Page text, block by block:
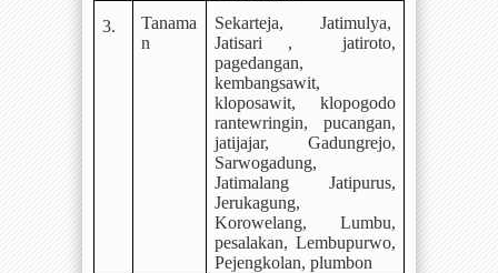
3.
Tanama
n
Sekarteja, Jatimulya,
Jatisari ,
jatiroto,
pagedangan,
kembangsawit,
kloposawit, klopogodo
rantewringin,
pucangan,
jatijajar, Gadungrejo,
Sarwogadung,
Jatimalang
Jatipurus,
Jerukagung,
Korowelang, Lumbu,
pesalakan, Lembupurwo,
Pejengkolan, plumbon